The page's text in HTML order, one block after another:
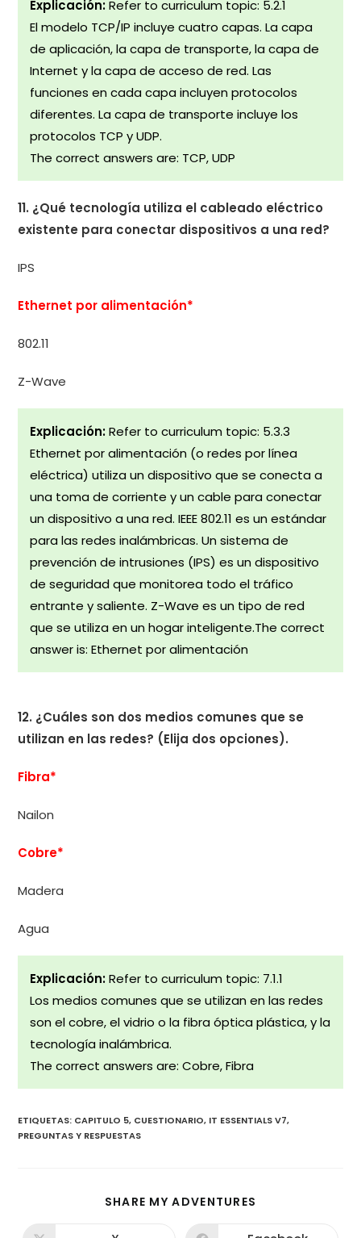
Explicación:Refer to curriculum topic: 5.2.1
El modelo TCP/IP incluye cuatro capas. La capa
de aplicación, la capa de transporte, la capa de
Internet y la capa de acceso de red. Las
funciones en cada capa incluyen protocolos
diferentes. La capa de transporte incluye los
protocolos TCP y UDP.
The correct answers are: TCP, UDP
11. ¿Qué tecnología utiliza el cableado eléctrico
existente para conectar dispositivos a una red?
IPS
Ethernet por alimentación*
802.11
Z-Wave
Explicación:Refer to curriculum topic: 5.3.3
Ethernet por alimentación (o redes por línea
eléctrica) utiliza un dispositivo que se conecta a
una toma de corriente y un cable para conectar
un dispositivo a una red. IEEE 802.11 es un estándar
para las redes inalámbricas. Un sistema de
prevención de intrusiones (IPS) es un dispositivo
de seguridad que monitorea todo el tráfico
entrante y saliente. Z-Wave es un tipo de red
que se utiliza en un hogar inteligente.The correct
answer is: Ethernet por alimentación
12. ¿Cuáles son dos medios comunes que se
utilizan en las redes? (Elija dos opciones).
Fibra*
Nailon
Cobre*
Madera
Agua
Explicación:Refer to curriculum topic: 7.1.1
Los medios comunes que se utilizan en las redes
son el cobre, el vidrio o la fibra óptica plástica, y la
tecnología inalámbrica.
The correct answers are: Cobre, Fibra
ETIQUETAS: CAPITULO 5, CUESTIONARIO, IT ESSENTIALS V7,
PREGUNTAS Y RESPUESTAS
SHARE MY ADVENTURES